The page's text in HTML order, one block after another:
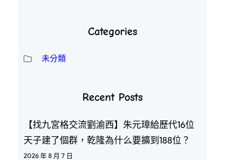
Categories
未分類
Recent Posts
【找九宮格交流劉渝西】朱元璋給歷代16位
天子建了個群，乾隆為什么要擴到188位？
2026 年 8 月 7 日